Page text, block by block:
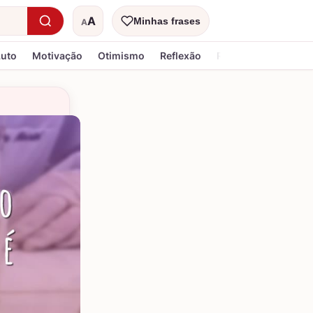
AA
Tamanho do textoMinhas frases
Motivação Otimismo Reflexão Religiosa